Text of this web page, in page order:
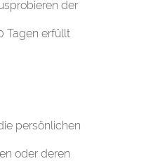
der
Tagen erfüllt
persönlichen
oder deren